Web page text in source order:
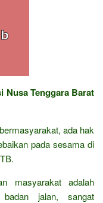
Nusa Tenggara Barat
ada hak
pada sesama di
masyarakat adalah
jalan, sangat